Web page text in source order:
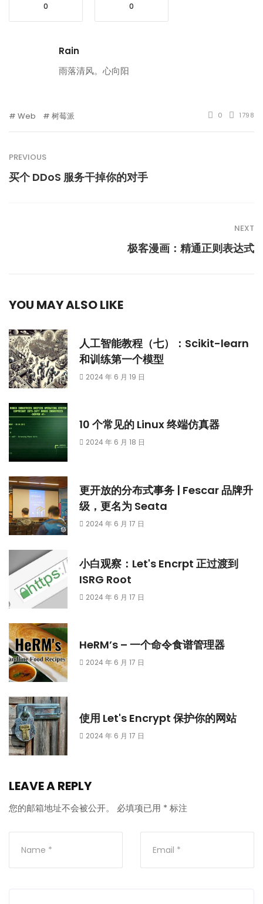
0 0
Rain
雨落清风。心向阳
Web 树莓派 0 1798
PREVIOUS
买个 DDoS 服务干掉你的对手
NEXT
极客漫画：精通正则表达式
YOU MAY ALSO LIKE
人工智能教程（七）：Scikit-learn
和训练第一个模型
2024 年 6 月 19 日
10 个常见的 Linux 终端仿真器
2024 年 6 月 18 日
更开放的分布式事务 | Fescar 品牌升
级，更名为 Seata
2024 年 6 月 17 日
小白观察：Let's Encrpt 正过渡到
ISRG Root
2024 年 6 月 17 日
HeRM’s – 一个命令食谱管理器
2024 年 6 月 17 日
使用 Let's Encrypt 保护你的网站
2024 年 6 月 17 日
LEAVE A REPLY
您的邮箱地址不会被公开。 必填项已用 * 标注